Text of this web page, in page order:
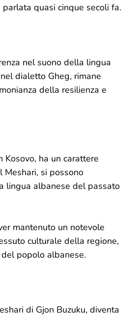
quasi cinque secoli fa.
nel suono della lingua
dialetto Gheg, rimane
della resilienza e
ha un carattere
si possono
lingua albanese del passato
mantenuto un notevole
culturale della regione,
popolo albanese.
di Gjon Buzuku, diventa